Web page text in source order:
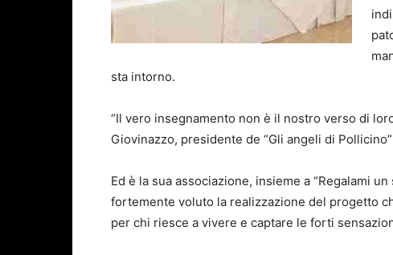
sta intorno.
“Il vero insegnamento non è il nostro verso di
Giovinazzo, presidente de “Gli angeli di
Ed è la sua associazione, insieme a “Regalami
fortemente voluto la realizzazione del progetto
per chi riesce a vivere e captare le forti